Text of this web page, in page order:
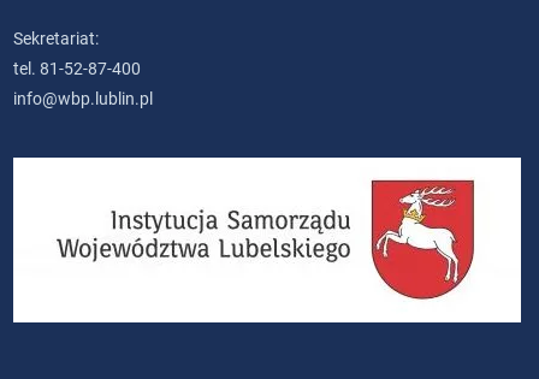
Sekretariat:
tel. 81-52-87-400
info@wbp.lublin.pl